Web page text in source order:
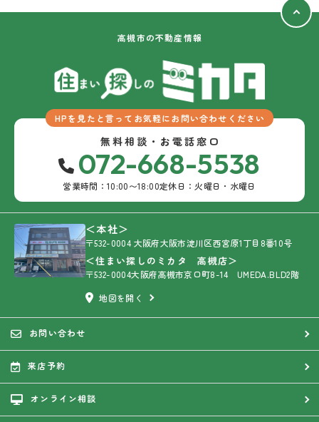
高槻市の不動産情報
HPを見たと言ってお気軽にお問い合わせください
無料相談・お電話窓口
072-668-5538
営業時間：10:00〜18:00定休日：火曜日・水曜日
＜本社＞
〒532-0004 大阪府大阪市淀川区西宮原1丁目8番10号
＜住まい探しのミカタ 高槻店＞
〒532-0004大阪府高槻市京口町8-14 UMEDA.BLD2階
地図を開く
お問い合わせ
来店予約
オンライン相談